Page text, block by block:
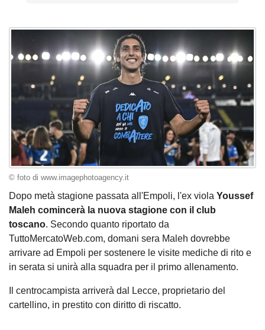
© foto di www.imagephotoagency.it
Dopo metà stagione passata all'Empoli, l'ex viola Youssef
Maleh comincerà la nuova stagione con il club
toscano. Secondo quanto riportato da
TuttoMercatoWeb.com, domani sera Maleh dovrebbe
arrivare ad Empoli per sostenere le visite mediche di rito e
in serata si unirà alla squadra per il primo allenamento.
Il centrocampista arriverà dal Lecce, proprietario del
cartellino, in prestito con diritto di riscatto.